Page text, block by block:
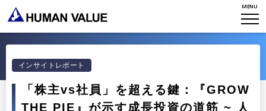
MENU
アクセスマップ
会社からのお知らせ
プライバシーポリシー
タレント開発
リーダーシップ
PMI
出版
リサーチ
CONTACT
検索
インサイトレポート
「株主vs社員」を超える鍵：『GROW
THE PIE』が示す成長投資の道筋 ~ 人